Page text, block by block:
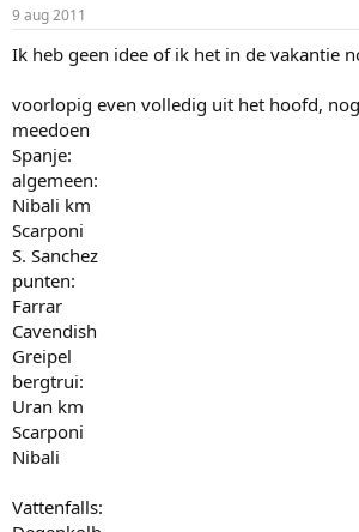
9 aug 2011
Ik heb geen idee of ik het in de vakantie
voorlopig even volledig uit het hoofd,
meedoen
Spanje:
algemeen:
Nibali km
Scarponi
S. Sanchez
punten:
Farrar
Cavendish
Greipel
bergtrui:
Uran km
Scarponi
Nibali
Vattenfalls: